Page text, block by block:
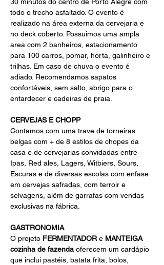
todo o trecho asfaltado. O evento é
realizado na área externa da cervejaria e
no deck coberto. Possuimos uma ampla
area com 2 banheiros, estacionamento
para 100 carros, pomar, horta, galinheiro e
trilhas. Em caso de chuva o evento é
adiado. Recomendamos sapatos
confortáveis, sem salto, abrigo para o
entardecer e cadeiras de praia.
CERVEJAS E CHOPP
Contamos com uma trave de torneiras
belgas com + de 8 estilos de chopes da
casa e de cervejarias convidadas entre
Ipas, Red ales, Lagers, Witbiers, Sours,
Escuras e de diversas escolas com enfase
em cervejas safradas, com terroir e
selvagens, alêm de garrafas com vendas
exclusivas na fábrica.
GASTRONOMIA
O projeto FERMENTADOR e MANTEIGA
cozinha de fazenda oferecem um cardápio
que inclui pastéis, batata frita, bolos,